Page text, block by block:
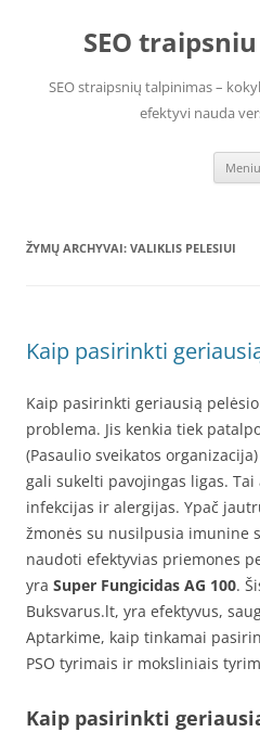
SEO
SEO straipsnių talpinimas –
efektyvi nauda
Meniu
ŽYMŲ ARCHYVAI: VALIKLIS PELESIUI
Kaip pasirinkti
Kaip pasirinkti geriausią
problema. Jis kenkia tiek
(Pasaulio sveikatos
gali sukelti pavojingas ligas.
infekcijas ir alergijas. Ypač
žmonės su nusilpusia imunine
naudoti efektyvias priemones
yra Super Fungicidas AG 100.
Buksvarus.lt, yra efektyvus,
Aptarkime, kaip tinkamai
PSO tyrimais ir moksliniais
Kaip pasirinkti